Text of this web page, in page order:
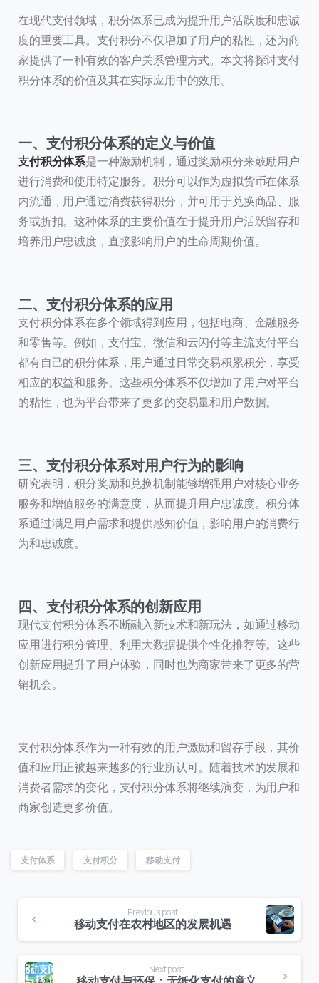
在现代支付领域，积分体系已成为提升用户活跃度和忠诚
度的重要工具。支付积分不仅增加了用户的粘性，还为商
家提供了一种有效的客户关系管理方式。本文将探讨支付
积分体系的价值及其在实际应用中的效用。
一、支付积分体系的定义与价值
支付积分体系是一种激励机制，通过奖励积分来鼓励用户
进行消费和使用特定服务。积分可以作为虚拟货币在体系
内流通，用户通过消费获得积分，并可用于兑换商品、服
务或折扣。这种体系的主要价值在于提升用户活跃留存和
培养用户忠诚度，直接影响用户的生命周期价值。
二、支付积分体系的应用
支付积分体系在多个领域得到应用，包括电商、金融服务
和零售等。例如，支付宝、微信和云闪付等主流支付平台
都有自己的积分体系，用户通过日常交易积累积分，享受
相应的权益和服务。这些积分体系不仅增加了用户对平台
的粘性，也为平台带来了更多的交易量和用户数据。
三、支付积分体系对用户行为的影响
研究表明，积分奖励和兑换机制能够增强用户对核心业务
服务和增值服务的满意度，从而提升用户忠诚度。积分体
系通过满足用户需求和提供感知价值，影响用户的消费行
为和忠诚度。
四、支付积分体系的创新应用
现代支付积分体系不断融入新技术和新玩法，如通过移动
应用进行积分管理、利用大数据提供个性化推荐等。这些
创新应用提升了用户体验，同时也为商家带来了更多的营
销机会。
支付积分体系作为一种有效的用户激励和留存手段，其价
值和应用正被越来越多的行业所认可。随着技术的发展和
消费者需求的变化，支付积分体系将继续演变，为用户和
商家创造更多价值。
支付体系 支付积分 移动支付
Previous post
移动支付在农村地区的发展机遇
Next post